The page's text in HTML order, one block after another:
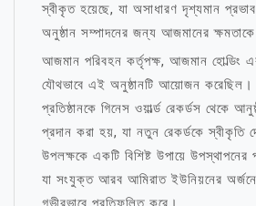
স্বীকৃত হয়েছে, যা অসাধারণ দৃশ্যমান
অনুষ্ঠান সম্পাদনের জন্য আজমানের
আজমান পরিবহন কর্তৃপক্ষ, আজমান হোল্ডিং
যৌথভাবে এই অনুষ্ঠানটি আয়োজন
প্রতিষ্ঠানকে গিনেস ওয়ার্ল্ড রেকর্ডস থেকে
প্রদান করা হয়, যা নতুন রেকর্ডকে স্বীকৃতি
উপলক্ষকে একটি বিশিষ্ট উপায়ে উপস্থাপনের
যা সংযুক্ত আরব আমিরাত ইউনিয়নের